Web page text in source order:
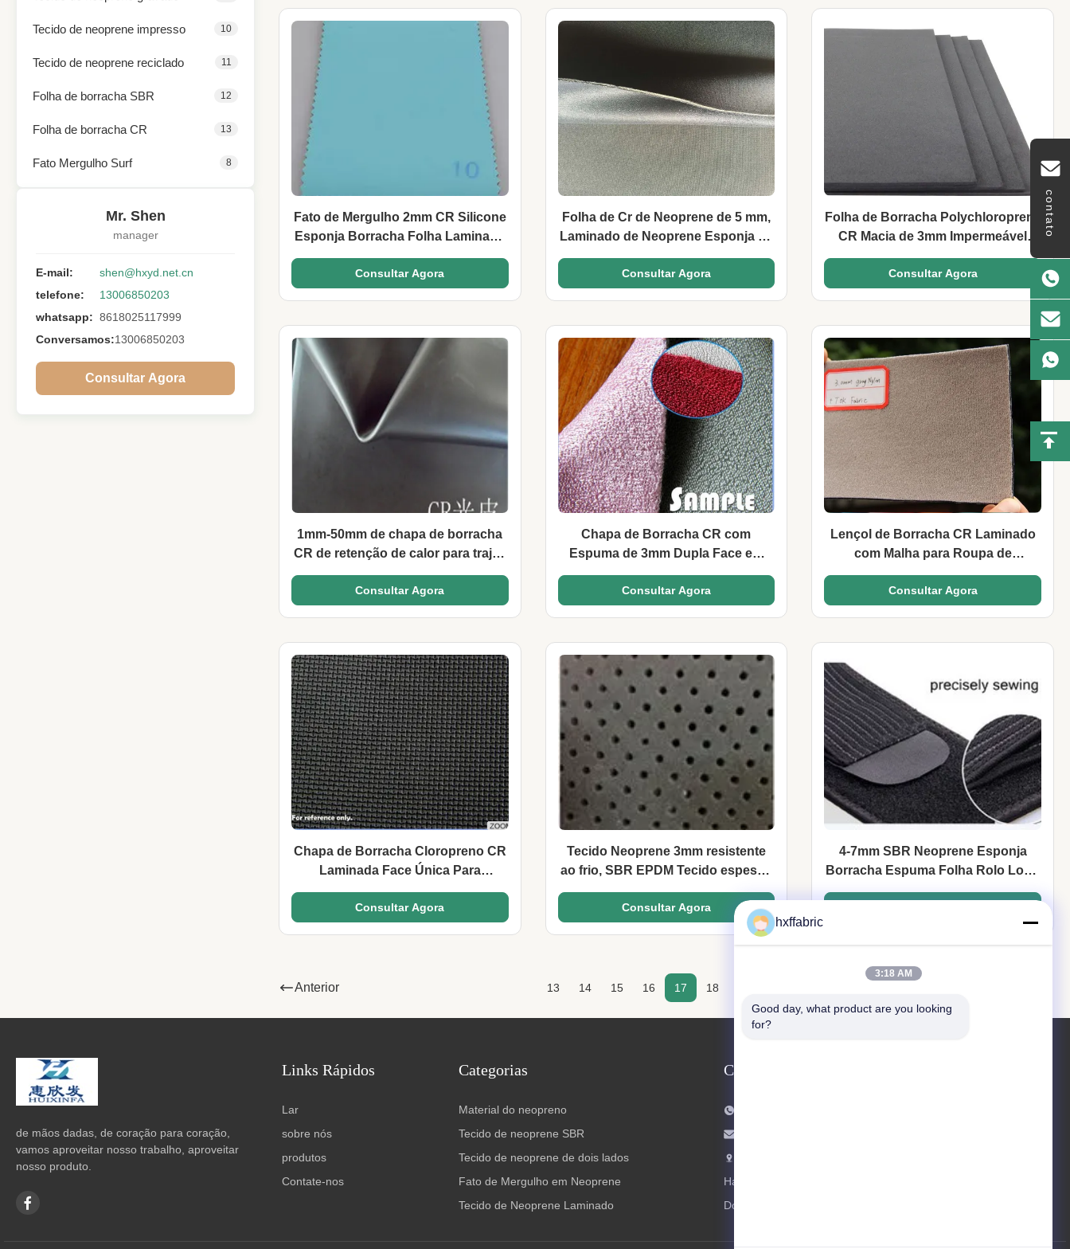
contato
Tecido de neoprene impresso 10
Tecido de neoprene reciclado 11
Folha de borracha SBR 12
Folha de borracha CR 13
Fato Mergulho Surf 8
Mr. Shen
manager
E-mail:
shen@hxyd.net.cn
telefone:
13006850203
whatsapp: 8618025117999
Conversamos:13006850203
Consultar Agora
Fato de Mergulho 2mm CR Silicone
Esponja Borracha Folha Laminada
Com Tecido Lycra
Consultar Agora
Folha de Cr de Neoprene de 5 mm,
Laminado de Neoprene Esponja de
Borracha
Consultar Agora
Folha de Borracha Polychloroprene
CR Macia de 3mm Impermeável
Flexível para Tecido
Consultar Agora
1mm-50mm de chapa de borracha
CR de retenção de calor para trajes
de surf
Consultar Agora
Chapa de Borracha CR com
Espuma de 3mm Dupla Face em
Rolo para Capas de Assento
Consultar Agora
Lençol de Borracha CR Laminado
com Malha para Roupa de
Neoprene, Tamanho 51*83
Polegadas
Consultar Agora
Chapa de Borracha Cloropreno CR
Laminada Face Única Para
Esportes
Consultar Agora
Tecido Neoprene 3mm resistente
ao frio, SBR EPDM Tecido espesso
para mergulho
Consultar Agora
4-7mm SBR Neoprene Esponja
Borracha Espuma Folha Rolo Loop
Não Quebrado
Anterior 13 14 15 16 17 18
de mãos dadas, de coração para coração,
vamos aproveitar nosso trabalho, aproveitar
nosso produto.
Links Rápidos
Lar
sobre nós
produtos
Contate-nos
Categorias
Material do neopreno
Tecido de neoprene SBR
Tecido de neoprene de dois lados
Fato de Mergulho em Neoprene
Tecido de Neoprene Laminado
Contate-nos
Hanxishui, Cidade de Chashan, Cidade de
Dongguan, província de Guangdong, China.
hxffabric
3:18 AM
Good day, what product are you looking
for?